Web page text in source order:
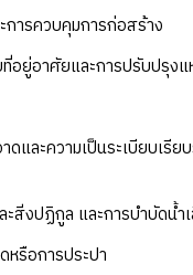
การควบคุมการก่อสร้าง
อยู่อาศัยและการปรับปรุงแ
ดและความเป็นระเบียบเรี
สิ่งปฏิกูล และการบำบัดน้ำ
หรือการประปา